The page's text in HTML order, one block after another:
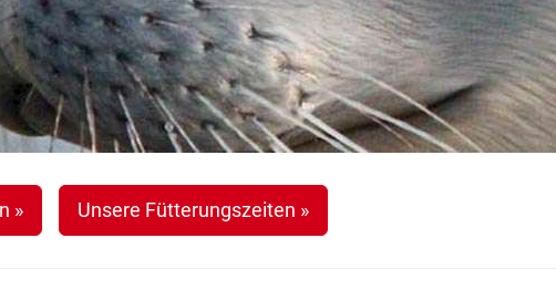
» Unsere Fütterungszeiten »